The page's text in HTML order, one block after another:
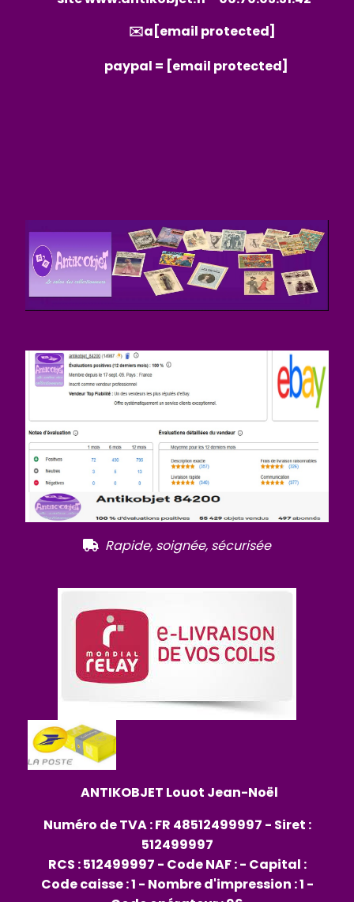
✉️a [email protected]
paypal = [email protected]
 Rapide, soignée, sécurisée
ANTIKOBJET Louot Jean-Noël
Numéro de TVA : FR 48512499997 - Siret :
512499997
RCS : 512499997 - Code NAF : - Capital :
Code caisse : 1 - Nombre d'impression : 1 -